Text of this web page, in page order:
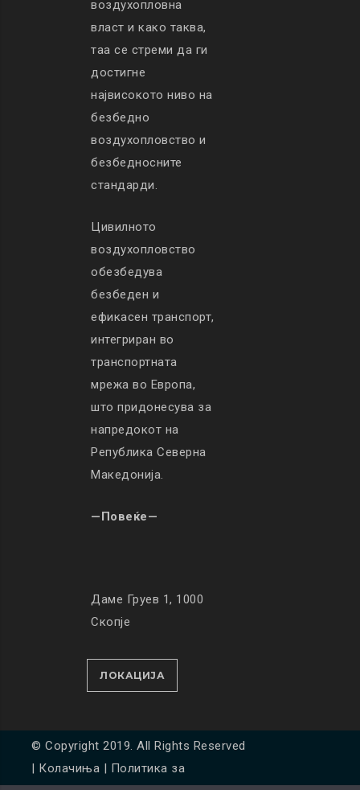
воздухопловна
власт и како таква,
таа се стреми да ги
достигне
највисокото ниво на
безбедно
воздухопловство и
безбедносните
стандарди.
Цивилното
воздухопловство
обезбедува
безбеден и
ефикасен транспорт,
интегриран во
транспортната
мрежа во Европа,
што придонесува за
напредокот на
Република Северна
Македонија.
—Повеќе—
Даме Груев 1, 1000
Скопје
ЛОКАЦИЈА
© Copyright 2019. All Rights Reserved
| Колачиња | Политика за